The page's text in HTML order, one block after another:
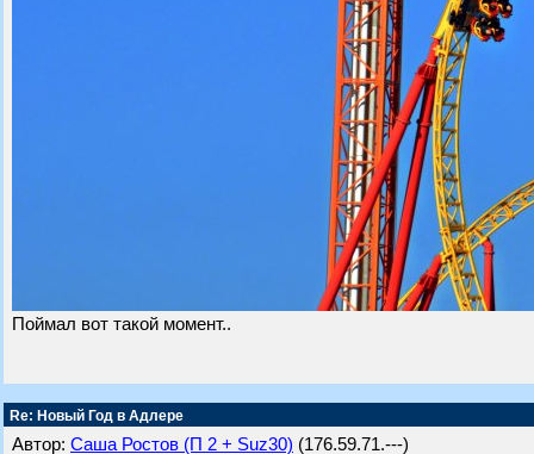
Поймал вот такой момент..
Re: Новый Год в Адлере
Автор: Саша Ростов (П 2 + Suz30) (176.59.71.---)